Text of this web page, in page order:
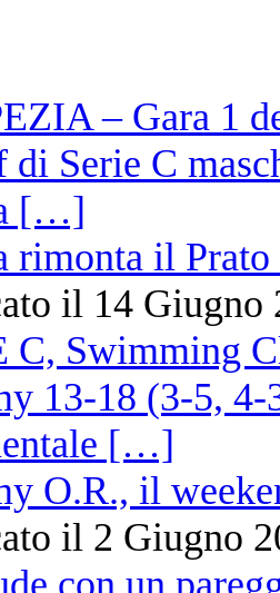
rimonta il Prato
il 14 Giugno
O.R., il
il 2 Giugno